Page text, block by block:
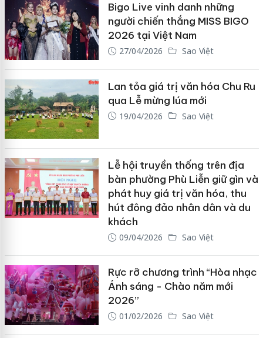
Bigo Live vinh danh những
người chiến thắng MISS BIGO
2026 tại Việt Nam
27/04/2026 Sao Việt
Lan tỏa giá trị văn hóa Chu Ru
qua Lễ mừng lúa mới
19/04/2026 Sao Việt
Lễ hội truyền thống trên địa
bàn phường Phù Liễn giữ gìn và
phát huy giá trị văn hóa, thu
hút đông đảo nhân dân và du
khách
09/04/2026 Sao Việt
Rực rỡ chương trình “Hòa nhạc
Ánh sáng - Chào năm mới
2026”
01/02/2026 Sao Việt